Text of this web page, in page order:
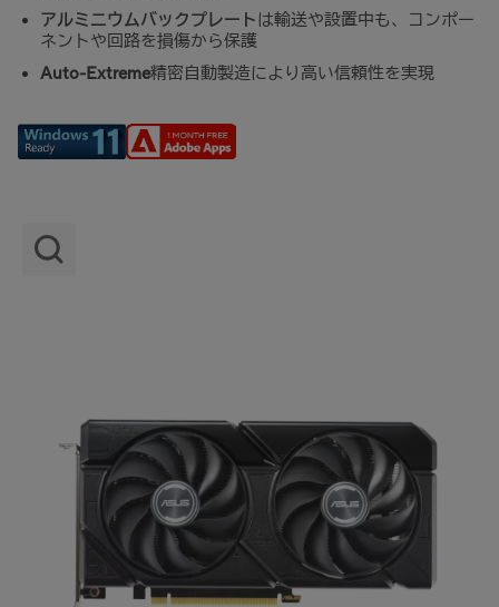
アルミニウムバックプレートは輸送や設置中も、コンポー
ネントや回路を損傷から保護
Auto-Extreme精密自動製造により高い信頼性を実現